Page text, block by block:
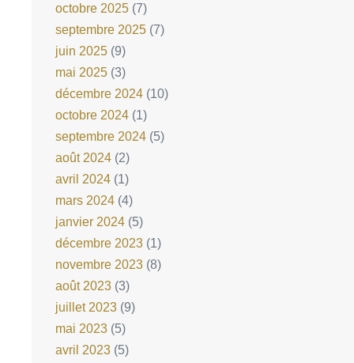
octobre 2025 (7)
septembre 2025 (7)
juin 2025 (9)
mai 2025 (3)
décembre 2024 (10)
octobre 2024 (1)
septembre 2024 (5)
août 2024 (2)
avril 2024 (1)
mars 2024 (4)
janvier 2024 (5)
décembre 2023 (1)
novembre 2023 (8)
août 2023 (3)
juillet 2023 (9)
mai 2023 (5)
avril 2023 (5)